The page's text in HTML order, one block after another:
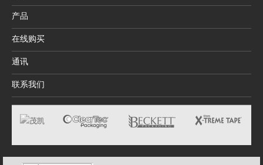
产品
在线购买
通讯
联系我们